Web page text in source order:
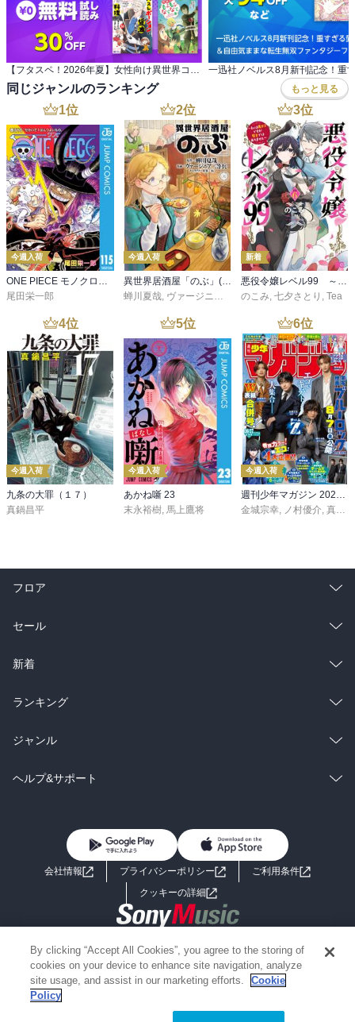
同じジャンルのランキング もっと見る
1位
今週入荷
ONE PIECE モノクロ版 115
尾田栄一郎
2位
今週入荷
異世界居酒屋「のぶ」(22)
蝉川夏哉, ヴァージニア二等兵 ,転
3位
新着
悪役令嬢レベル99 ～私は裏ボスですが魔王ではありません～ その６
のこみ, 七夕さとり , Tea
4位
今週入荷
九条の大罪（１７）
真鍋昌平
5位
今週入荷
あかね噺 23
末永裕樹, 馬上鷹将
6位
今週入荷
週刊少年マガジン 2026年36・37号[2026年8月5日発売]
金城宗幸, ノ村優介, 真島ヒロ
フロア
総合
ラノベ
雑誌・グラビア
BL・TL
セール
総合
ラノベ
雑誌・グラビア
BL・TL
新着
総合
ラノベ
雑誌・グラビア
ランキング
総合
ラノベ
ジャンル
コミック
ライトノベル 男子向けラノベ
小説
海外小説
ミステリー SF
歴史・時代小説
ヘルプ&サポート
よくあるご質問 お問い合わせ
会社情報 プライバシーポリシー
ご利用条件
クッキーの詳細
Copyright 2017 - 2026 Sony Music Entertainment(Japan) Inc.
Information on the site is for the Japan domestic market only
powered by
By clicking “Accept All Cookies”, you agree to the storing of
cookies on your device to enhance site navigation, analyze
site usage, and assist in our marketing efforts.
Cookie
Policy